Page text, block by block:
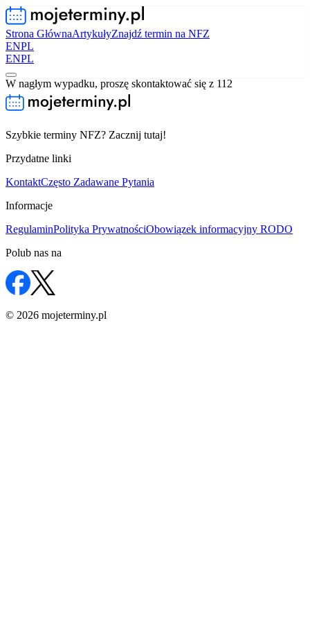
Strona GłównaArtykułyZnajdź termin na NFZ
ENPL
ENPL
W nagłym wypadku, proszę skontaktować się z 112
Szybkie terminy NFZ? Zacznij tutaj!
Przydatne linki
KontaktCzęsto Zadawane Pytania
Informacje
RegulaminPolityka PrywatnościObowiązek informacyjny RODO
Polub nas na
© 2026 mojeterminy.pl